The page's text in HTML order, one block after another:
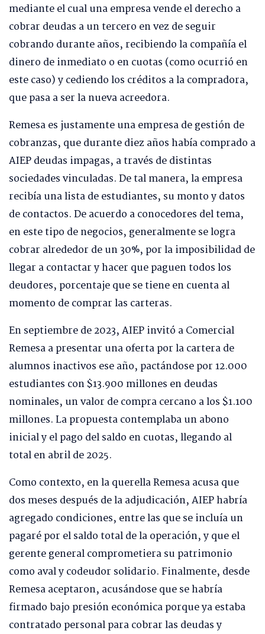
mediante el cual una empresa vende el derecho a
cobrar deudas a un tercero en vez de seguir
cobrando durante años, recibiendo la compañía el
dinero de inmediato o en cuotas (como ocurrió en
este caso) y cediendo los créditos a la compradora,
que pasa a ser la nueva acreedora.
Remesa es justamente una empresa de gestión de
cobranzas, que durante diez años había comprado a
AIEP deudas impagas, a través de distintas
sociedades vinculadas. De tal manera, la empresa
recibía una lista de estudiantes, su monto y datos
de contactos. De acuerdo a conocedores del tema,
en este tipo de negocios, generalmente se logra
cobrar alrededor de un 30%, por la imposibilidad de
llegar a contactar y hacer que paguen todos los
deudores, porcentaje que se tiene en cuenta al
momento de comprar las carteras.
En septiembre de 2023, AIEP invitó a Comercial
Remesa a presentar una oferta por la cartera de
alumnos inactivos ese año, pactándose por 12.000
estudiantes con $13.900 millones en deudas
nominales, un valor de compra cercano a los $1.100
millones. La propuesta contemplaba un abono
inicial y el pago del saldo en cuotas, llegando al
total en abril de 2025.
Como contexto, en la querella Remesa acusa que
dos meses después de la adjudicación, AIEP habría
agregado condiciones, entre las que se incluía un
pagaré por el saldo total de la operación, y que el
gerente general comprometiera su patrimonio
como aval y codeudor solidario. Finalmente, desde
Remesa aceptaron, acusándose que se habría
firmado bajo presión económica porque ya estaba
contratado personal para cobrar las deudas y